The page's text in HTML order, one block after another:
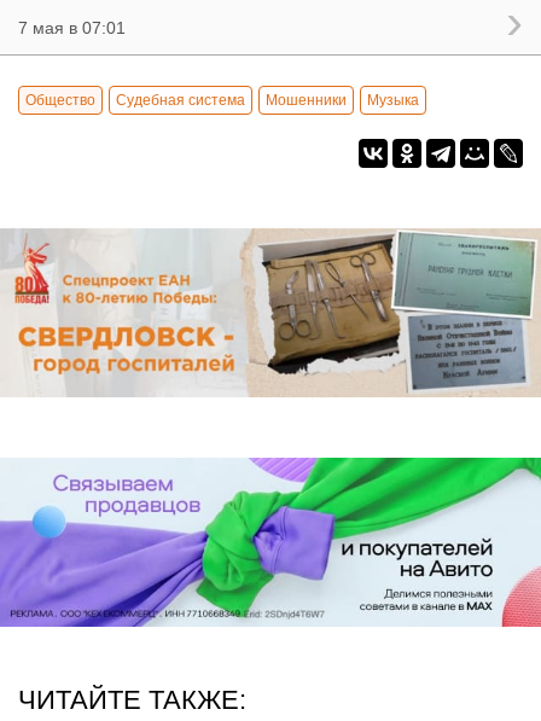
7 мая в 07:01
Общество Судебная система Мошенники Музыка
ЧИТАЙТЕ ТАКЖЕ: